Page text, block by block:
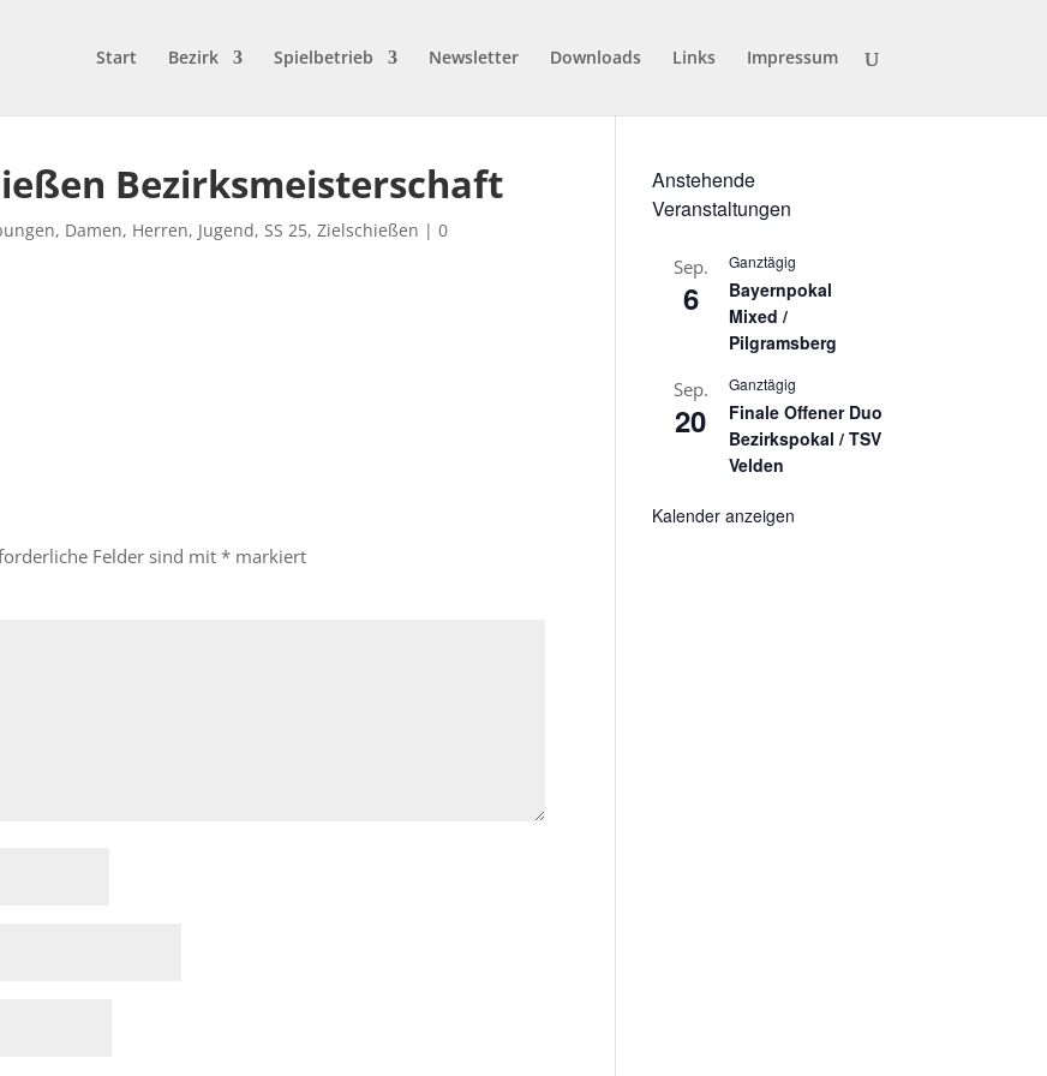
Start Bezirk Spielbetrieb Newsletter Downloads Links Impressum
Bezirksmeisterschaft
, Damen, Herren, Jugend,SS 25,Zielschießen |0
Felder sind mit* markiert
Anstehende
Veranstaltungen
Sep.
6
Ganztägig
Bayernpokal
Mixed /
Pilgramsberg
Sep.
20
Ganztägig
Finale Offener Duo
Bezirkspokal / TSV
Velden
Kalender anzeigen